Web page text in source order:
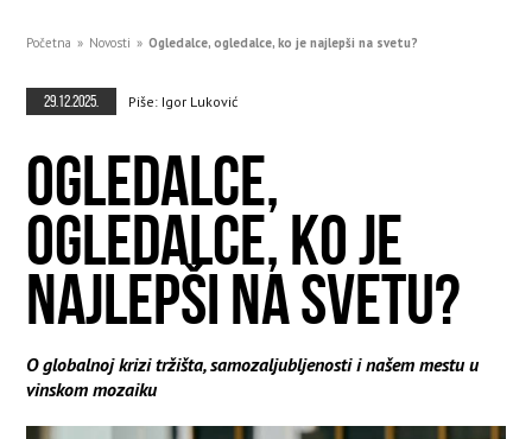
Početna » Novosti » Ogledalce, ogledalce, ko je najlepši na svetu?
29.12.2025. Piše: Igor Luković
OGLEDALCE,
OGLEDALCE, KO JE
NAJLEPŠI NA SVETU?
O globalnoj krizi tržišta, samozaljubljenosti i našem mestu u
vinskom mozaiku